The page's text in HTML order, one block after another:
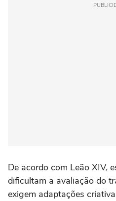
De acordo com Leão XIV,
dificultam a avaliação do
exigem adaptações